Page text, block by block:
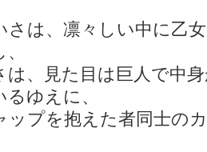
さは、凛々しい中に乙
は、見た目は巨人で中
ゆえに、
ップを抱えた者同士の